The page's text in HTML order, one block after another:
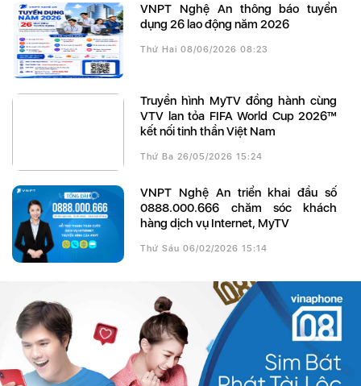
VNPT Nghệ An thông báo tuyển
dụng 26 lao động năm 2026
Thứ Hai 08/06/2026 08:23
Truyền hình MyTV đồng hành cùng
VTV lan tỏa FIFA World Cup 2026™
kết nối tinh thần Việt Nam
Thứ Ba 26/05/2026 15:24
VNPT Nghệ An triển khai đầu số
0888.000.666 chăm sóc khách
hàng dịch vụ Internet, MyTV
Thứ Sáu 06/02/2026 15:14